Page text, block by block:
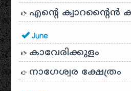
എന്റെ ക്വാറന്റൈൻ
June
കാവേരിക്കുളം
നാഗേശ്വര ക്ഷേത്രം